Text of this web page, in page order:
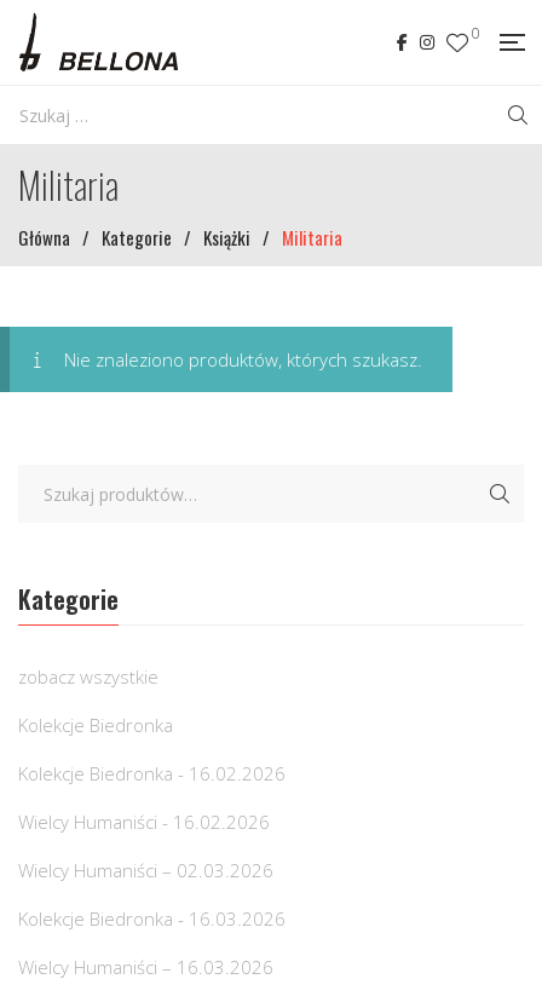
0
Militaria
Główna / Kategorie / Książki / Militaria
Nie znaleziono produktów, których szukasz.
Kategorie
zobacz wszystkie
Kolekcje Biedronka
Kolekcje Biedronka - 16.02.2026
Wielcy Humaniści - 16.02.2026
Wielcy Humaniści – 02.03.2026
Kolekcje Biedronka - 16.03.2026
Wielcy Humaniści – 16.03.2026